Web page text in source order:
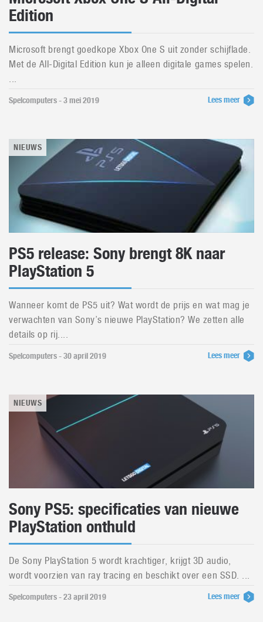
Edition
Microsoft brengt goedkope Xbox One S uit zonder schijflade.
Met de All-Digital Edition kun je alleen digitale games spelen.
...
Spelcomputers - 3 mei 2019 Lees meer
NIEUWS
PS5 release: Sony brengt 8K naar
PlayStation 5
Wanneer komt de PS5 uit? Wat wordt de prijs en wat mag je
verwachten van Sony’s nieuwe PlayStation? We zetten alle
details op rij....
Spelcomputers - 30 april 2019 Lees meer
NIEUWS
Sony PS5: specificaties van nieuwe
PlayStation onthuld
De Sony PlayStation 5 wordt krachtiger, krijgt 3D audio,
wordt voorzien van ray tracing en beschikt over een SSD. ...
Spelcomputers - 23 april 2019 Lees meer